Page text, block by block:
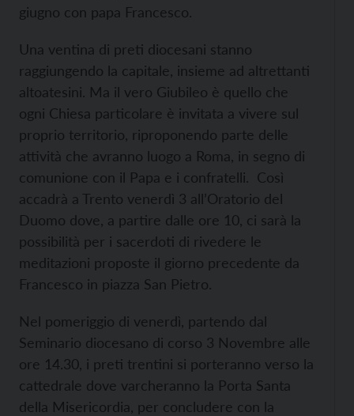
giugno con papa Francesco.
Una ventina di preti diocesani stanno
raggiungendo la capitale, insieme ad altrettanti
altoatesini. Ma il vero Giubileo è quello che
ogni Chiesa particolare è invitata a vivere sul
proprio territorio, riproponendo parte delle
attività che avranno luogo a Roma, in segno di
comunione con il Papa e i confratelli. Così
accadrà a Trento venerdì 3 all’Oratorio del
Duomo dove, a partire dalle ore 10, ci sarà la
possibilità per i sacerdoti di rivedere le
meditazioni proposte il giorno precedente da
Francesco in piazza San Pietro.
Nel pomeriggio di venerdì, partendo dal
Seminario diocesano di corso 3 Novembre alle
ore 14.30, i preti trentini si porteranno verso la
cattedrale dove varcheranno la Porta Santa
della Misericordia, per concludere con la